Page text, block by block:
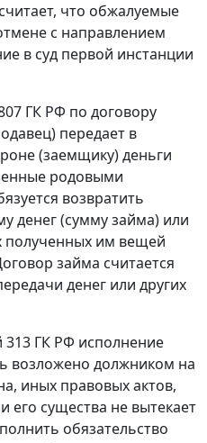
что обжалуемые
с направлением
в суд первой инстанции
ГК РФ по договору
передает в
(заемщику) деньги
родовыми
возвратить
денег (сумму займа) или
полученных им вещей
займа считается
денег или других
313 ГК РФ исполнение
возложено должником на
иных правовых актов,
его существа не вытекает
обязательство